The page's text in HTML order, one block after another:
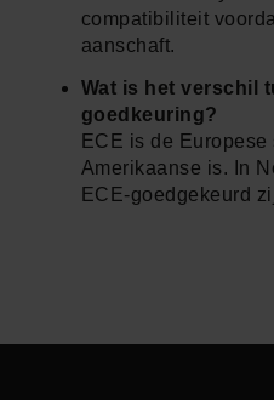
compatibiliteit
aanschaft.
Wat is het verschil
goedkeuring?
ECE is de
Amerikaanse is. In
ECE-goedgekeurd